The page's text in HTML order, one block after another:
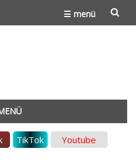
☰ menü
TikTok Youtube